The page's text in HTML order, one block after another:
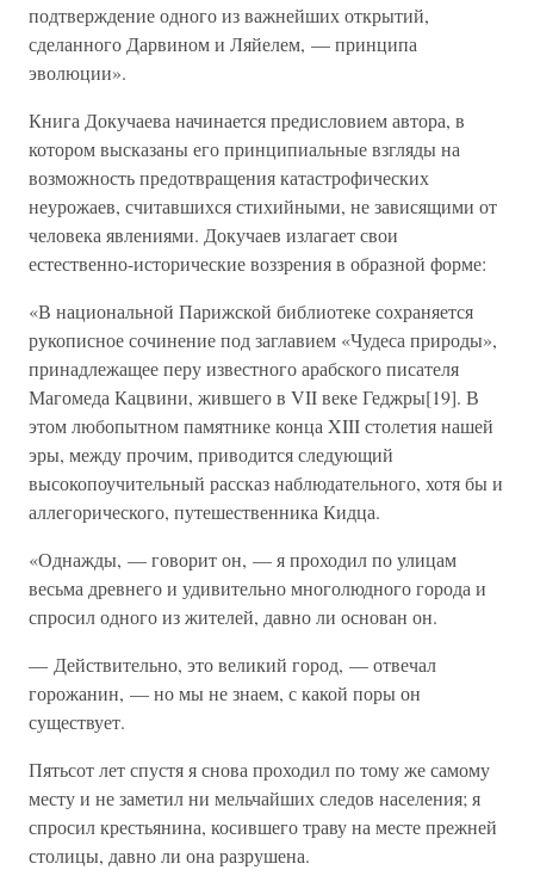
подтверждение одного из важнейших открытий,
сделанного Дарвином и Ляйелем, — принципа
эволюции».
Книга Докучаева начинается предисловием автора, в
котором высказаны его принципиальные взгляды на
возможность предотвращения катастрофических
неурожаев, считавшихся стихийными, не зависящими от
человека явлениями. Докучаев излагает свои
естественно-исторические воззрения в образной форме:
«В национальной Парижской библиотеке сохраняется
рукописное сочинение под заглавием «Чудеса природы»,
принадлежащее перу известного арабского писателя
Магомеда Кацвини, жившего в VII веке Геджры[19]. В
этом любопытном памятнике конца XIII столетия нашей
эры, между прочим, приводится следующий
высокопоучительный рассказ наблюдательного, хотя бы и
аллегорического, путешественника Кидца.
«Однажды, — говорит он, — я проходил по улицам
весьма древнего и удивительно многолюдного города и
спросил одного из жителей, давно ли основан он.
— Действительно, это великий город, — отвечал
горожанин, — но мы не знаем, с какой поры он
существует.
Пятьсот лет спустя я снова проходил по тому же самому
месту и не заметил ни мельчайших следов населения; я
спросил крестьянина, косившего траву на месте прежней
столицы, давно ли она разрушена.